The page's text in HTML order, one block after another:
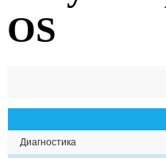
OS
Диагностика